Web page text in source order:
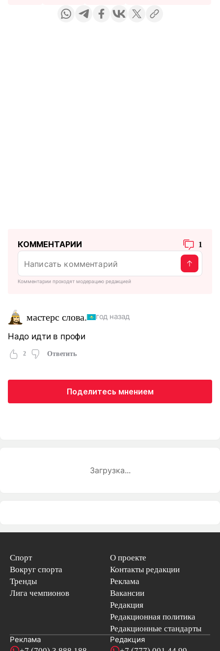
КОММЕНТАРИИ 1
Комментарии проходят модерацию редакцией
мастерс слова. год назад
Надо идти в профи
2 Ответить
Поделитесь мнением
Загрузка...
Спорт
Вокруг спорта
Тренды
Лига чемпионов
О проекте
Контакты редакции
Реклама
Вакансии
Редакция
Редакционная политика
Редакционные стандарты
Реклама Редакция